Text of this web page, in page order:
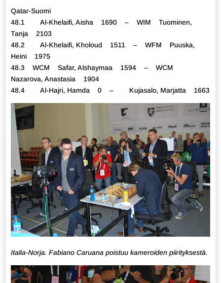
Qatar-Suomi
48.1 Al-Khelaifi, Aisha 1690 – WIM Tuominen,
Tanja 2103
48.2 Al-Khelaifi, Kholoud 1511 – WFM Puuska,
Heini 1975
48.3 WCM Safar, Alshaymaa 1594 – WCM
Nazarova, Anastasia 1904
48.4 Al-Hajri, Hamda 0 – Kujasalo, Marjatta 1663
Italia-Norja. Fabiano Caruana poistuu kameroiden piirityksestä.